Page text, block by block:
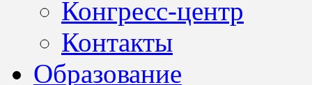
Конгресс-центр
Контакты
Образование